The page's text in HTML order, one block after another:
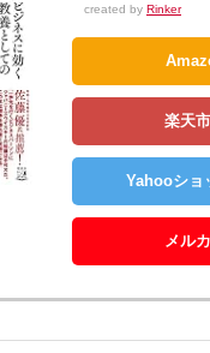
created by Rinker
楽天
Yahooショ
メル